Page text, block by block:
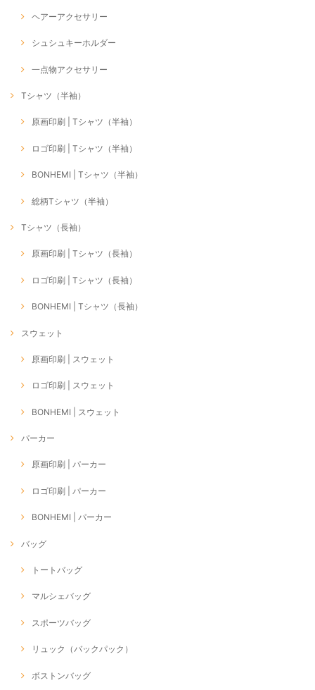
ヘアーアクセサリー
シュシュキーホルダー
一点物アクセサリー
Tシャツ（半袖）
原画印刷 | Tシャツ（半袖）
ロゴ印刷 | Tシャツ（半袖）
BONHEMI | Tシャツ（半袖）
総柄Tシャツ（半袖）
Tシャツ（長袖）
原画印刷 | Tシャツ（長袖）
ロゴ印刷 | Tシャツ（長袖）
BONHEMI | Tシャツ（長袖）
スウェット
原画印刷 | スウェット
ロゴ印刷 | スウェット
BONHEMI | スウェット
パーカー
原画印刷 | パーカー
ロゴ印刷 | パーカー
BONHEMI | パーカー
バッグ
トートバッグ
マルシェバッグ
スポーツバッグ
リュック（バックパック）
ボストンバッグ